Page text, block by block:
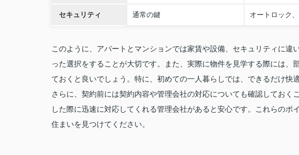
セキュリティ 通常の鍵 オートロック
このように、アパートとマンションでは家賃や設備、セキュリティに違
った選択をすることが大切です。また、実際に物件を見学する際には、
ておくと良いでしょう。特に、初めての一人暮らしでは、できるだけ快
さらに、契約前には契約内容や管理会社の対応についても確認しておく
した際に迅速に対応してくれる管理会社があると安心です。これらのポ
住まいを見つけてください。